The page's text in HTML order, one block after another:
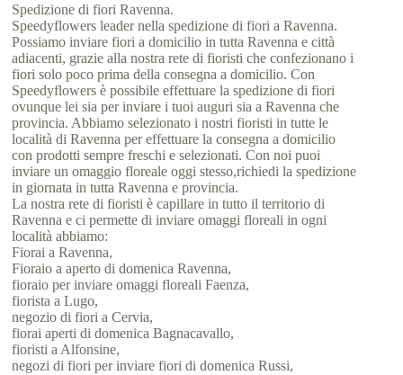
Spedizione di fiori Ravenna.
Speedyflowers leader nella spedizione di fiori a Ravenna.
Possiamo inviare fiori a domicilio in tutta Ravenna e città
adiacenti, grazie alla nostra rete di fioristi che confezionano i
fiori solo poco prima della consegna a domicilio. Con
Speedyflowers è possibile effettuare la spedizione di fiori
ovunque lei sia per inviare i tuoi auguri sia a Ravenna che
provincia. Abbiamo selezionato i nostri fioristi in tutte le
località di Ravenna per effettuare la consegna a domicilio
con prodotti sempre freschi e selezionati. Con noi puoi
inviare un omaggio floreale oggi stesso,richiedi la spedizione
in giornata in tutta Ravenna e provincia.
La nostra rete di fioristi è capillare in tutto il territorio di
Ravenna e ci permette di inviare omaggi floreali in ogni
località abbiamo:
Fiorai a Ravenna,
Fioraio a aperto di domenica Ravenna,
fioraio per inviare omaggi floreali Faenza,
fiorista a Lugo,
negozio di fiori a Cervia,
fiorai aperti di domenica Bagnacavallo,
fioristi a Alfonsine,
negozi di fiori per inviare fiori di domenica Russi,